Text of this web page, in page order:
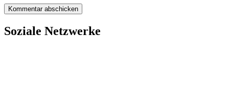
Soziale Netzwerke